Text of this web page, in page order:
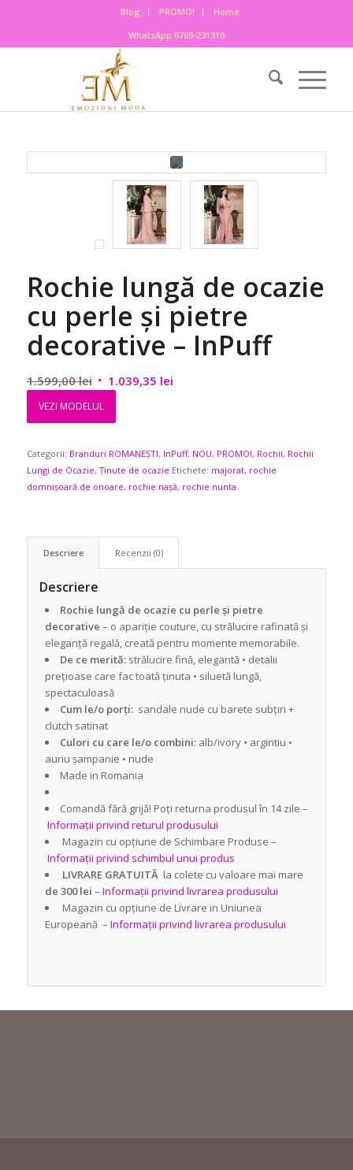
Blog PROMO!
Home
WhatsApp 0769-231310
Rochie lungă de ocazie
cu perle și pietre
decorative – InPuff
1.599,00lei Prețul
inițial
1.599,00 lei.
1.039,35 leiPrețul
VEZI MODELUL
Categorii: Branduri ROMANEȘTI, InPuff, NOU, PROMO!, Rochii, Rochii
Lungi de Ocazie, Ținute de ocazie Etichete: majorat, rochie
domnișoară de onoare, rochie nașă, rochie nunta
Descriere Recenzii (0)
Descriere
Rochie lungă de ocazie cu perle și pietre
decorative – o apariție couture, cu strălucire rafinată și
eleganță regală, creată pentru momente memorabile.
De ce merită: strălucire fină, elegantă • detalii
prețioase care fac toată ținuta • siluetă lungă,
spectaculoasă
Cum le/o porți: sandale nude cu barete subțiri +
clutch satinat
Culori cu care le/o combini:alb/ivory • argintiu •
auriu șampanie • nude
Made in Romania
Comandă fără grijă! Poți returna produsul în 14 zile –
Informații privind returul produsului
Magazin cu opțiune de Schimbare Produse –
Informații privind schimbul unui produs
LIVRARE GRATUITĂ la colete cu valoare mai mare
de 300 lei – Informații privind livrarea produsului
Magazin cu opțiune de Livrare in Uniunea
Europeană – Informații privind livrarea produsului